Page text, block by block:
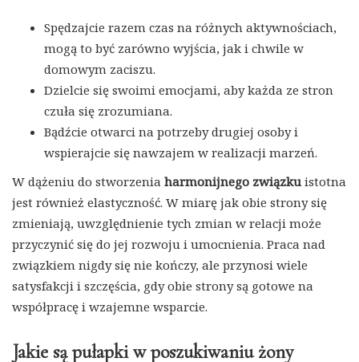
Spędzajcie razem czas na różnych aktywnościach,
mogą to być zarówno wyjścia, jak i chwile w
domowym zaciszu.
Dzielcie się swoimi emocjami, aby każda ze stron
czuła się zrozumiana.
Bądźcie otwarci na potrzeby drugiej osoby i
wspierajcie się nawzajem w realizacji marzeń.
W dążeniu do stworzenia harmonijnego związku istotna
jest również elastyczność. W miarę jak obie strony się
zmieniają, uwzględnienie tych zmian w relacji może
przyczynić się do jej rozwoju i umocnienia. Praca nad
związkiem nigdy się nie kończy, ale przynosi wiele
satysfakcji i szczęścia, gdy obie strony są gotowe na
współpracę i wzajemne wsparcie.
Jakie są pułapki w poszukiwaniu żony